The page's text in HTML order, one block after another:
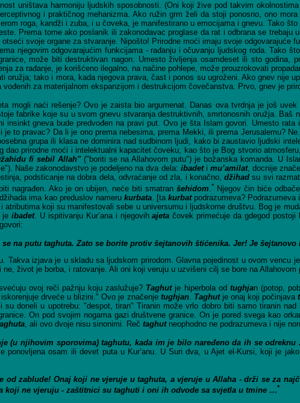
uništava harmoniju ljudskih sposobnosti. (Oni koji žive pod takvim
i praktičnog mehanizma. Ako ružin grm želi da stoji ponosno, ono
roga, kandži i zuba, i u čoveka, je manifestirano u emocijama i gnevu. Tako
Prema tome ako poslanik ili zakonodavac proglase da rat i odbrana se
svoje organe za stvaranje. Nipošto! Prirodne moći imaju svoje odgovarajuće
njegovim odgovarajućim funkcijama - rađanju i očuvanju ljudskog roda. Tako
može biti destruktivan nagon. Umesto življenja osamdeset ili sto godina,
za rađanje, je korišćeno ilegalno, na načine pohlepe, može prouzrokovati
oružja; tako i mora, kada njegova prava, čast i ponos su ugroženi. Ako gnev nije
za materijalnom ekspanzijom i destrukcijom čovečanstva. Prvo, gnev je
mogli naći rešenje? Ovo je zaista bio argumenat. Danas ova tvrdnja je još
fabrike koje su u svom gnevu stvaranja destruktivnih, smrtonosnih oružja.
insinkt gneva bude predvođen na pravi put. Ovo je šta Islam govori. Umesto
to pravac? Da li je ono prema nebesima, prema Mekki, ili prema Jerusalemu?
grupa ili klasa ne dominira nad sudbinom ljudi, kako bi zaustavio ljudski
dao prirodne moći i intelektualni kapacitet čoveku, kao što je Bog stvorio
fi sebil Allah" ("boriti se na Allahovom putu") je božanska komanda. U
Naše zakonodavstvo je podeljeno na dva dela: ibadeti mu’amilat, docnije
podsticanje na dobra dela, odvraćanje od zla, i konačno, džihad su svi
nagrađen. Ako je on ubijen, neće biti smatran šehidom * Njegov čin biće
ima kao preduslov nameru kurbata. [takurbatpodrazumeva?
koji su manifestovali sebe u universumu i ljudskome društvu. Bog je
je ibadet. U ispitivanju Kur’ana i njegovihajeta čovek primećuje da gdegod postoji
na putu taghuta. Zato se borite protiv šejtanovih štićenika. Jer! Je šejtanovo
Takva izjava je u skladu sa ljudskom prirodom. Glavna pojedinost u ovom vencu
ne, život je borba, i ratovanje. Ali oni koji veruju u uzvišeni cilj se bore na
ovoj reči pažnju koju zaslužuje? Taghutje hiperbola od tughjan (potop,
drveće u blizini." Ovo je značenje tughjan. Taghutje onaj koji počinjava
doneli u upotrebu: "despot, tiran" Tiranin može vrlo dobro biti samo tiranin
On pod svojim nogama gazi društvene granice. On je pored svega kao
, ali ovo dvoje nisu sinonimi. Reč taghutneophodno ne podrazumeva i nije
(u njihovim sporovima) taghutu, kada im je bilo naređeno da ih se odreknu
je ponovljena osam ili devet puta u Kur’anu. U Suri dva, u Ajet el-Kursi, koji je
zablude! Onaj koji ne vjeruje u taghuta, a vjeruje u Allaha - drži se za
ne vjeruju - zaštitnici su taghuti i oni ih odvode sa svjetla u tmine …*